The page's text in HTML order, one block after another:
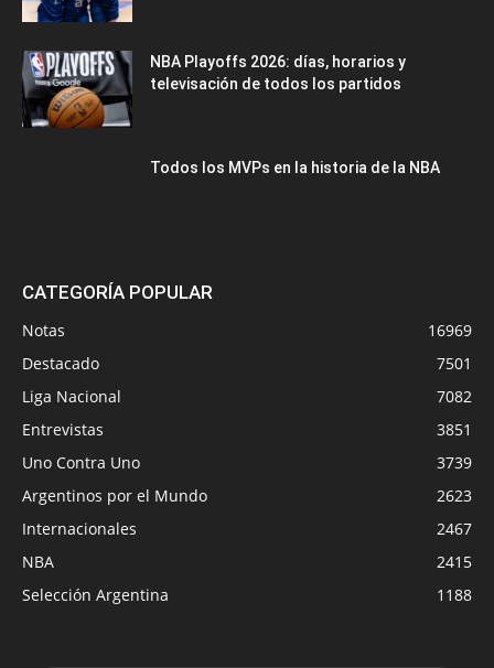
NBA Playoffs 2026: días, horarios y
televisación de todos los partidos
Todos los MVPs en la historia de la NBA
CATEGORÍA POPULAR
Notas
16969
Destacado
7501
Liga Nacional
7082
Entrevistas
3851
Uno Contra Uno
3739
Argentinos por el Mundo
2623
Internacionales
2467
NBA
2415
Selección Argentina
1188